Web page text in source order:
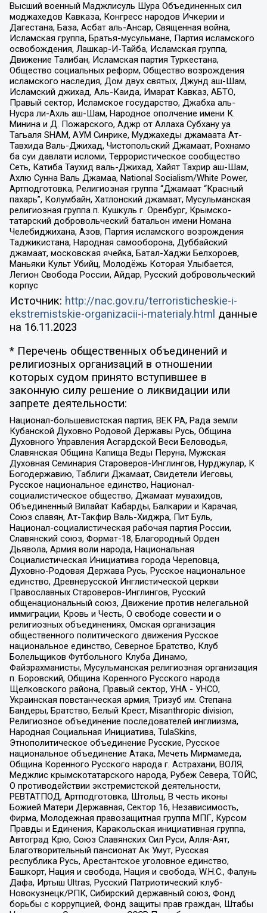
Высший военный Маджлисуль Шура Объединенных сил
моджахедов Кавказа, Конгресс народов Ичкерии и
Дагестана, База, Асбат аль-Ансар, Священная война,
Исламская группа, Братья-мусульмане, Партия исламского
освобождения, Лашкар-И-Тайба, Исламская группа,
Движение Талибан, Исламская партия Туркестана,
Общество социальных реформ, Общество возрождения
исламского наследия, Дом двух святых, Джунд аш-Шам,
Исламский джихад, Аль-Каида, Имарат Кавказ, АБТО,
Правый сектор, Исламское государство, Джабха аль-
Нусра ли-Ахль аш-Шам, Народное ополчение имени К.
Минина и Д. Пожарского, Аджр от Аллаха Субхану уа
Тагьаля SHAM, АУМ Синрике, Муджахеды джамаата Ат-
Тавхида Валь-Джихад, Чистопольский Джамаат, Рохнамо
ба суи давлати исломи, Террористическое сообщество
Сеть, Катиба Таухид валь-Джихад, Хайят Тахрир аш-Шам,
Ахлю Сунна Валь Джамаа, National Socialism/White Power,
Артподготовка, Религиозная группа “Джамаат “Красный
пахарь”, Колумбайн, Хатлонский джамаат, Мусульманская
религиозная группа п. Кушкуль г. Оренбург, Крымско-
татарский добровольческий батальон имени Номана
Челебиджихана, Азов, Партия исламского возрождения
Таджикистана, Народная самооборона, Дуббайский
джамаат, московская ячейка, Батал-Хаджи Белхороев,
Маньяки Культ Убийц, Молодёжь Которая Улыбается,
Легион Свобода России, Айдар, Русский добровольческий
корпус
Источник: http://nac.gov.ru/terroristicheskie-i-
ekstremistskie-organizacii-i-materialy.html данные
на 16.11.2023
* Перечень общественных объединений и
религиозных организаций в отношении
которых судом принято вступившее в
законную силу решение о ликвидации или
запрете деятельности:
Национал-большевистская партия, ВЕК РА, Рада земли
Кубанской Духовно Родовой Державы Русь, Община
Духовного Управления Асгардской Веси Беловодья,
Славянская Община Капища Веды Перуна, Мужская
Духовная Семинария Староверов-Инглингов, Нурджулар, К
Богодержавию, Таблиги Джамаат, Свидетели Иеговы,
Русское национальное единство, Национал-
социалистическое общество, Джамаат мувахидов,
Объединенный Вилайат Кабарды, Балкарии и Карачая,
Союз славян, Ат-Такфир Валь-Хиджра, Пит Буль,
Национал-социалистическая рабочая партия России,
Славянский союз, Формат-18, Благородный Орден
Дьявола, Армия воли народа, Национальная
Социалистическая Инициатива города Череповца,
Духовно-Родовая Держава Русь, Русское национальное
единство, Древнерусской Инглистической церкви
Православных Староверов-Инглингов, Русский
общенациональный союз, Движение против нелегальной
иммиграции, Кровь и Честь, О свободе совести и о
религиозных объединениях, Омская организация
общественного политического движения Русское
национальное единство, Северное Братство, Клуб
Болельщиков Футбольного Клуба Динамо,
Файзрахманисты, Мусульманская религиозная организация
п. Боровский, Община Коренного Русского народа
Щелковского района, Правый сектор, УНА - УНСО,
Украинская повстанческая армия, Тризуб им. Степана
Бандеры, Братство, Белый Крест, Misanthropic division,
Религиозное объединение последователей инглиизма,
Народная Социальная Инициатива, TulaSkins,
Этнополитическое объединение Русские, Русское
национальное объединение Атака, Мечеть Мирмамеда,
Община Коренного Русского народа г. Астрахани, ВОЛЯ,
Меджлис крымскотатарского народа, Рубеж Севера, ТОЙС,
О противодействии экстремистской деятельности,
РЕВТАТПОД, Артподготовка, Штольц, В честь иконы
Божией Матери Державная, Сектор 16, Независимость,
Фирма, Молодежная правозащитная группа МПГ, Курсом
Правды и Единения, Каракольская инициативная группа,
Автоград Крю, Союз Славянских Сил Руси, Алля-Аят,
Благотворительный пансионат Ак Умут, Русская
республика Русь, Арестантское уголовное единство,
Башкорт, Нация и свобода, Нация и свобода, W.H.С., Фалунь
Дафа, Иртыш Ultras, Русский Патриотический клуб-
Новокузнецк/РПК, Сибирский державный союз, Фонд
борьбы с коррупцией, Фонд защиты прав граждан, Штабы